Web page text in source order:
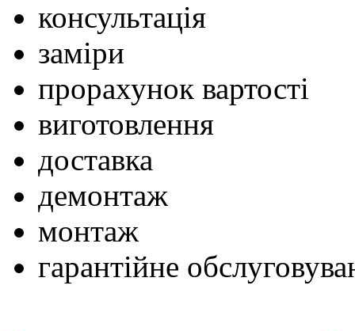
консультація
заміри
прорахунок вартості
виготовлення
доставка
демонтаж
монтаж
гарантійне